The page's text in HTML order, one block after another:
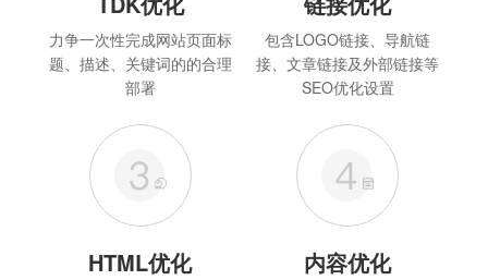
力争一次性完成网站页面标
题、描述、关键词的的合理
部署
包含LOGO链接、导航链
接、文章链接及外部链接等
SEO优化设置
HTML优化 内容优化